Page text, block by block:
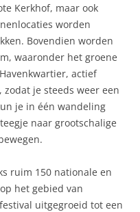
Kerkhof, maar ook
worden
Bovendien worden
waaronder het groene
actief
je steeds weer een
je in één wandeling
naar grootschalige
ruim 150 nationale en
het gebied van
uitgegroeid tot een